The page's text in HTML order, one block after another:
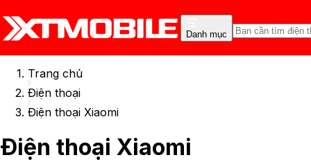
Danh mục
Trang chủ
Điện thoại
Điện thoại Xiaomi
Điện thoại Xiaomi